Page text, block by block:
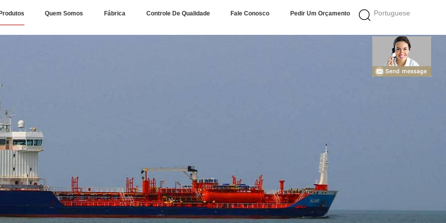
Portuguese
Quem Somos Fábrica Controle De Qualidade Fale Conosco Pedir Um Orçamento